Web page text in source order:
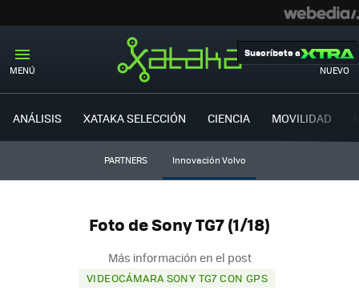
MENÚ NUEVO
Suscríbete a
ANÁLISIS XATAKA SELECCIÓN CIENCIA MOVILIDAD
PARTNERS Innovación Volvo
Foto de Sony TG7 (1/18)
Más información en el post
VIDEOCÁMARA SONY TG7 CON GPS